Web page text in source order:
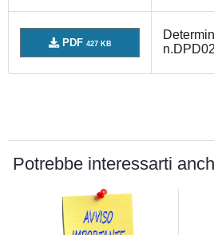
PDF 427 KB
Potrebbe interessarti